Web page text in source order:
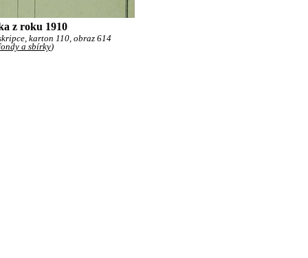
z roku 1910
karton 110, obraz 614
a sbírky)